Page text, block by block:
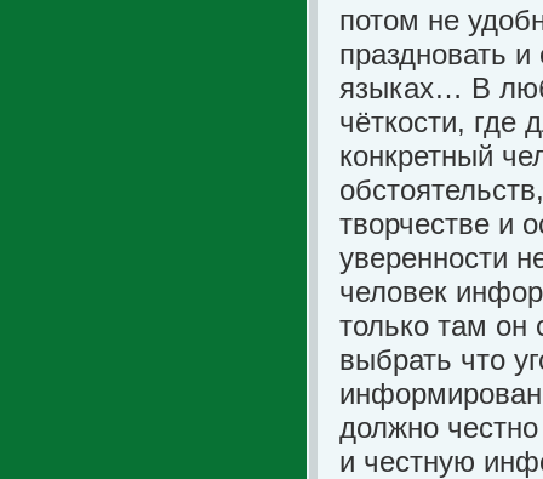
потом не
праздновать
языках… В
чёткости, где
конкретный
творчестве и
уверенности
человек
только там он
выбрать что
должно
и честную